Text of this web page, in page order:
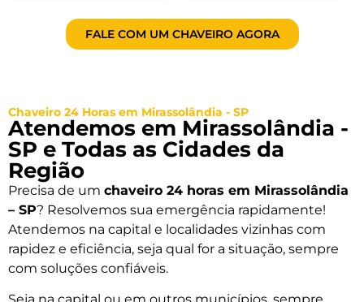
FALE COM UM CHAVEIRO AGORA
Chaveiro 24 Horas em Mirassolândia - SP
Atendemos em Mirassolândia -
SP e Todas as Cidades da
Região
Precisa de um chaveiro 24 horas em Mirassolândia
– SP? Resolvemos sua emergência rapidamente!
Atendemos na capital e localidades vizinhas com
rapidez e eficiência, seja qual for a situação, sempre
com soluções confiáveis.